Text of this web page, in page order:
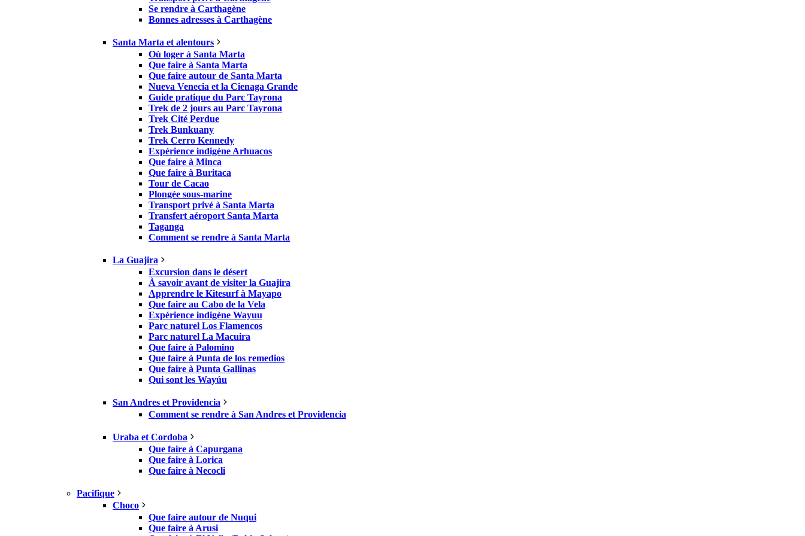
Se rendre à Carthagène
Bonnes adresses à Carthagène
Santa Marta et alentours
Où loger à Santa Marta
Que faire à Santa Marta
Que faire autour de Santa Marta
Nueva Venecia et la Cienaga Grande
Guide pratique du Parc Tayrona
Trek de 2 jours au Parc Tayrona
Trek Cité Perdue
Trek Bunkuany
Trek Cerro Kennedy
Expérience indigène Arhuacos
Que faire à Minca
Que faire à Buritaca
Tour de Cacao
Plongée sous-marine
Transport privé à Santa Marta
Transfert aéroport Santa Marta
Taganga
Comment se rendre à Santa Marta
La Guajira
Excursion dans le désert
À savoir avant de visiter la Guajira
Apprendre le Kitesurf à Mayapo
Que faire au Cabo de la Vela
Expérience indigène Wayuu
Parc naturel Los Flamencos
Parc naturel La Macuira
Que faire à Palomino
Que faire à Punta de los remedios
Que faire à Punta Gallinas
Qui sont les Wayúu
San Andres et Providencia
Comment se rendre à San Andres et Providencia
Uraba et Cordoba
Que faire à Capurgana
Que faire à Lorica
Que faire à Necocli
Pacifique
Choco
Que faire autour de Nuqui
Que faire à Arusi